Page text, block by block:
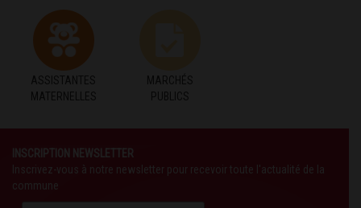
ASSISTANTES
MATERNELLES
MARCHÉS
PUBLICS
INSCRIPTION NEWSLETTER
Inscrivez-vous à notre newsletter pour recevoir toute l'actualité de la
commune